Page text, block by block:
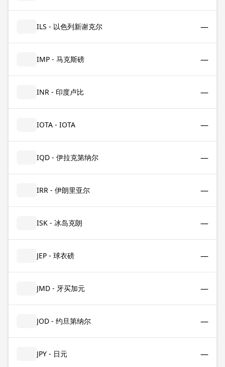
ILS - 以色列新谢克尔 —
IMP - 马克斯磅 —
INR - 印度卢比 —
IOTA - IOTA —
IQD - 伊拉克第纳尔 —
IRR - 伊朗里亚尔 —
ISK - 冰岛克朗 —
JEP - 球衣磅 —
JMD - 牙买加元 —
JOD - 约旦第纳尔 —
JPY - 日元 —